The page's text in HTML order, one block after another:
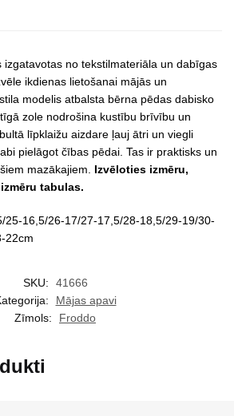
izgatavotas no tekstilmateriāla un dabīgas
ikdienas lietošanai mājās un
modelis atbalsta bērna pēdas dabisko
zole nodrošina kustību brīvību un
līpklaižu aizdare ļauj ātri un viegli
pielāgot čības pēdai. Tas ir praktisks un
mazākajiem. Izvēloties izmēru,
tabulas.
25-16,5/26-17/27-17,5/28-18,5/29-19/30-
22cm
SKU:
41666
Mājas apavi
Zīmols:
Froddo